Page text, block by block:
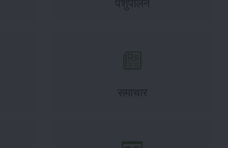
पशुपालन
समाचार